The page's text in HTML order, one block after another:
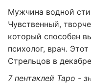
Мужчина водной
Чувственный,
который способен
психолог, врач.
Стрельцов в
7 пентаклей Таро -